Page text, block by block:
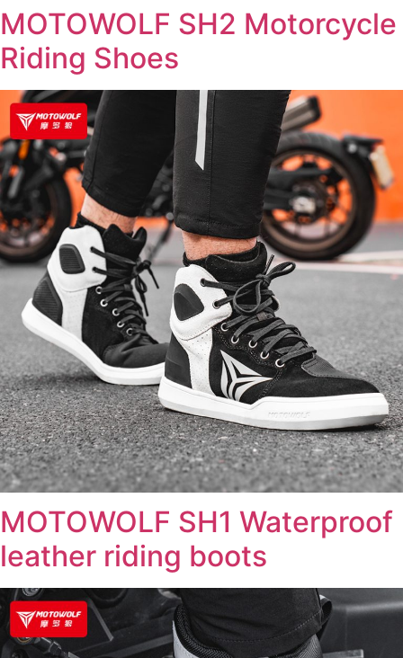
MOTOWOLF SH2 Motorcycle
Riding Shoes
MOTOWOLF SH1 Waterproof
leather riding boots